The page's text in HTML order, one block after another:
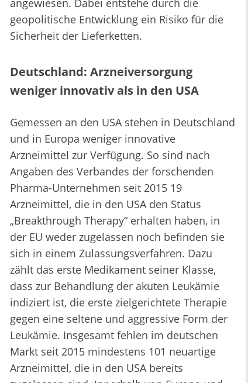
angewiesen. Dabei entstehe durch die
geopolitische Entwicklung ein Risiko für die
Sicherheit der Lieferketten.
Deutschland: Arzneiversorgung
weniger innovativ als in den USA
Gemessen an den USA stehen in Deutschland
und in Europa weniger innovative
Arzneimittel zur Verfügung. So sind nach
Angaben des Verbandes der forschenden
Pharma-Unternehmen seit 2015 19
Arzneimittel, die in den USA den Status
„Breakthrough Therapy“ erhalten haben, in
der EU weder zugelassen noch befinden sie
sich in einem Zulassungsverfahren. Dazu
zählt das erste Medikament seiner Klasse,
dass zur Behandlung der akuten Leukämie
indiziert ist, die erste zielgerichtete Therapie
gegen eine seltene und aggressive Form der
Leukämie. Insgesamt fehlen im deutschen
Markt seit 2015 mindestens 101 neuartige
Arzneimittel, die in den USA bereits